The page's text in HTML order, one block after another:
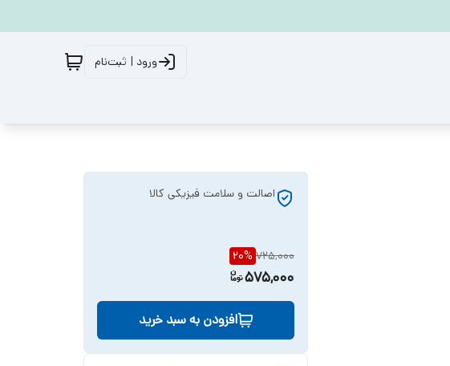
ورود | ثبت‌نام
اصالت و سلامت فیزیکی کالا
725,000
20%
575,000
افزودن به سبد خرید